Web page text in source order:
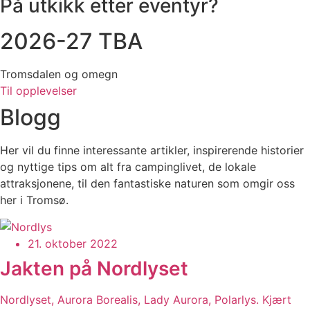
På utkikk etter eventyr?
2026-27 TBA
Tromsdalen og omegn
Til opplevelser
Blogg
Her vil du finne interessante artikler, inspirerende historier
og nyttige tips om alt fra campinglivet, de lokale
attraksjonene, til den fantastiske naturen som omgir oss
her i Tromsø.
21. oktober 2022
Jakten på Nordlyset
Nordlyset, Aurora Borealis, Lady Aurora, Polarlys. Kjært